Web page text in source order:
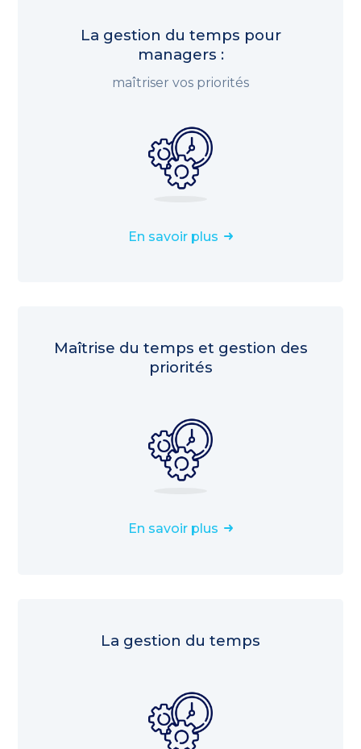
La gestion du temps pour
managers :
maîtriser vos priorités
En savoir plus
Maîtrise du temps et gestion des
priorités
En savoir plus
La gestion du temps